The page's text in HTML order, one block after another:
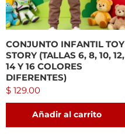
CONJUNTO INFANTIL TOY
STORY (TALLAS 6, 8, 10, 12,
14 Y 16 COLORES
DIFERENTES)
$ 129.00
Añadir al carrito